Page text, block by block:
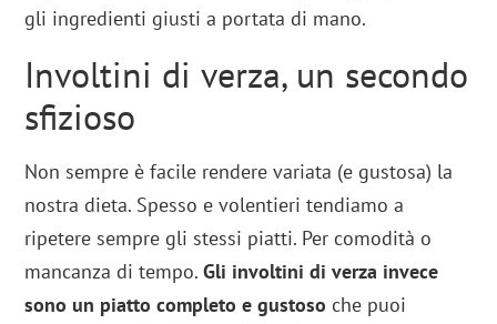
gli ingredienti giusti a portata di mano.
Involtini di verza, un secondo
sfizioso
Non sempre è facile rendere variata (e gustosa) la
nostra dieta. Spesso e volentieri tendiamo a
ripetere sempre gli stessi piatti. Per comodità o
mancanza di tempo.Gli involtini di verza invece
sono un piatto completo e gustoso che puoi